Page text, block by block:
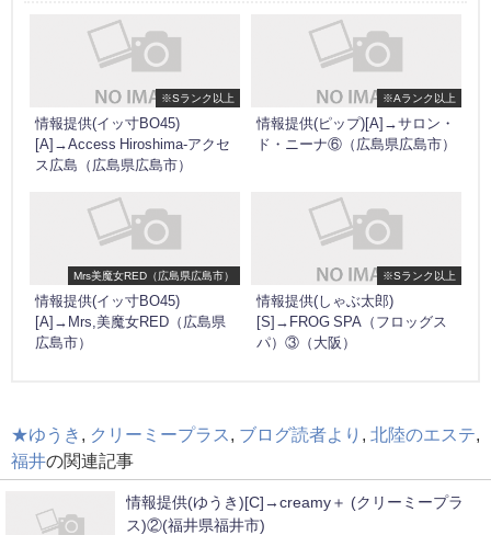
※Sランク以上
情報提供(イッ寸BO45)
[A]→Access Hiroshima-アクセ
ス広島（広島県広島市）
※Aランク以上
情報提供(ピップ)[A]→サロン・
ド・ニーナ⑥（広島県広島市）
Mrs美魔女RED（広島県広島市）
情報提供(イッ寸BO45)
[A]→Mrs,美魔女RED（広島県
広島市）
※Sランク以上
情報提供(しゃぶ太郎)
[S]→FROG SPA（フロッグス
パ）③（大阪）
★ゆうき , クリーミープラス , ブログ読者より , 北陸のエステ,
福井の関連記事
情報提供(ゆうき)[C]→creamy＋ (クリーミープラ
ス)②(福井県福井市)